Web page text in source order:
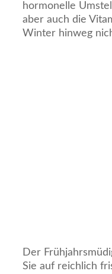
hormonelle
aber auch die
Winter hinweg
Der
Sie auf reichlich